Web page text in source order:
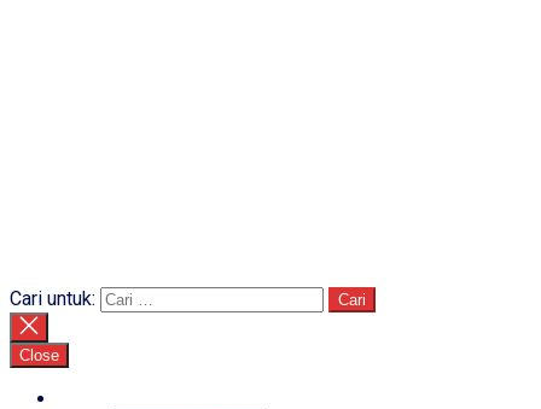
Cari untuk:
Close